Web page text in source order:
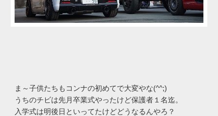
ま～子供たちもコンナの初めてで大変やな(^^;)
うちのチビは先月卒業式やったけど保護者１名迄。
入学式は明後日といってたけどどうなるんやろ？